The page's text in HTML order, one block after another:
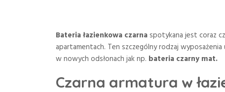
Bateria łazienkowa czarna spotykana jest coraz
apartamentach. Ten szczególny rodzaj
w nowych odsłonach jak np. bateria czarny mat.
Czarna armatura w